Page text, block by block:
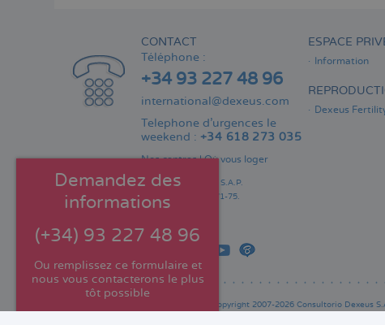
Demandez des
informations
(+34) 93 227 48 96
Ou remplissez ce formulaire et
nous vous contacterons le plus
tôt possible
CONTACT
Téléphone :
+34 93 227 48 96
international@dexeus.com
Telephone d’urgences le
weekend : +34 618 273 035
Nos centres|Où vous loger
Consultorio Dexeus S.A.P.
Gran Via Carles III 71-75.
08028 Barcelone.
ESPACE
Information
Dexeus
© Copyright 2007-2026 Consultorio Dexeus